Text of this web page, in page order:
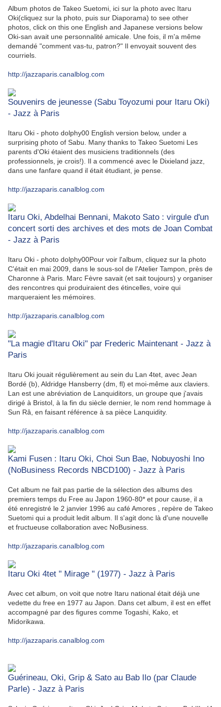
Album photos de Takeo Suetomi, ici sur la photo avec Itaru
Oki(cliquez sur la photo, puis sur Diaporama) to see other
photos, click on this one English and Japanese versions below
Oki-san avait une personnalité amicale. Une fois, il m'a même
demandé "comment vas-tu, patron?" Il envoyait souvent des
courriels.
http://jazzaparis.canalblog.com
Souvenirs de jeunesse (Sabu Toyozumi pour Itaru Oki)
- Jazz à Paris
Itaru Oki - photo dolphy00 English version below, under a
surprising photo of Sabu. Many thanks to Takeo Suetomi Les
parents d'Oki étaient des musiciens traditionnels (des
professionnels, je crois!). Il a commencé avec le Dixieland jazz,
dans une fanfare quand il était étudiant, je pense.
http://jazzaparis.canalblog.com
Itaru Oki, Abdelhai Bennani, Makoto Sato : virgule d'un
concert sorti des archives et des mots de Joan Combat
- Jazz à Paris
Itaru Oki - photo dolphy00Pour voir l'album, cliquez sur la photo
C'était en mai 2009, dans le sous-sol de l'Atelier Tampon, près de
Charonne à Paris. Marc Fèvre savait (et sait toujours) y organiser
des rencontres qui produiraient des étincelles, voire qui
marqueraient les mémoires.
http://jazzaparis.canalblog.com
"La magie d'Itaru Oki" par Frederic Maintenant - Jazz à
Paris
Itaru Oki jouait régulièrement au sein du Lan 4tet, avec Jean
Bordé (b), Aldridge Hansberry (dm, fl) et moi-même aux claviers.
Lan est une abréviation de Lanquiditors, un groupe que j'avais
dirigé à Bristol, à la fin du siècle dernier, le nom rend hommage à
Sun Râ, en faisant référence à sa pièce Lanquidity.
http://jazzaparis.canalblog.com
Kami Fusen : Itaru Oki, Choi Sun Bae, Nobuyoshi Ino
(NoBusiness Records NBCD100) - Jazz à Paris
Cet album ne fait pas partie de la sélection des albums des
premiers temps du Free au Japon 1960-80* et pour cause, il a
été enregistré le 2 janvier 1996 au café Amores , repère de Takeo
Suetomi qui a produit ledit album. Il s'agit donc là d'une nouvelle
et fructueuse collaboration avec NoBusiness.
http://jazzaparis.canalblog.com
Itaru Oki 4tet " Mirage " (1977) - Jazz à Paris
Avec cet album, on voit que notre Itaru national était déjà une
vedette du free en 1977 au Japon. Dans cet album, il est en effet
accompagné par des figures comme Togashi, Kako, et
Midorikawa.
http://jazzaparis.canalblog.com
Guérineau, Oki, Grip & Sato au Bab Ilo (par Claude
Parle) - Jazz à Paris